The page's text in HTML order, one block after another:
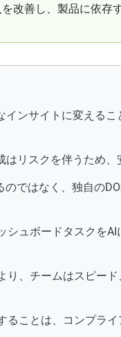
改善し、製品に依存
インサイトに変える
はリスクを伴うため、
のではなく、独自の
シュボードタスクを
り、チームはスピー
ることは、コンプライ